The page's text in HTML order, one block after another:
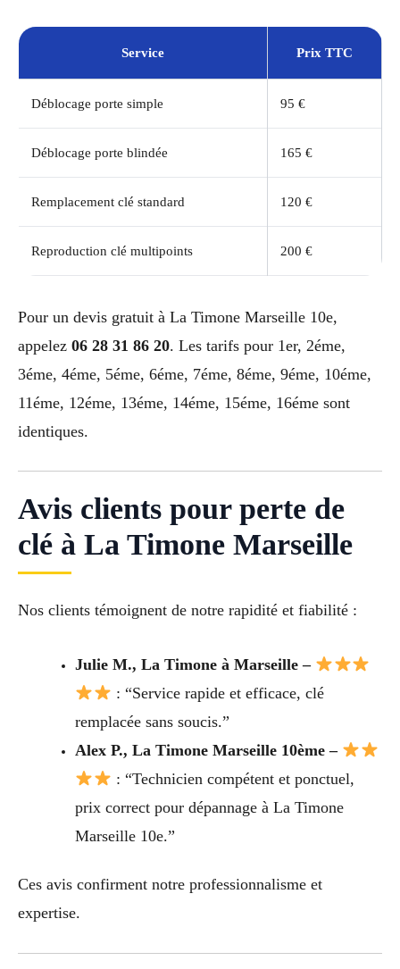
Service Prix TTC
Déblocage porte simple 95 €
Déblocage porte blindée 165 €
Remplacement clé standard 120 €
Reproduction clé multipoints 200 €
Pour un devis gratuit à La Timone Marseille 10e,
appelez 06 28 31 86 20. Les tarifs pour 1er, 2éme,
3éme, 4éme, 5éme, 6éme, 7éme, 8éme, 9éme, 10éme,
11éme, 12éme, 13éme, 14éme, 15éme, 16éme sont
identiques.
Avis clients pour perte de
clé à La Timone Marseille
Nos clients témoignent de notre rapidité et fiabilité :
Julie M., La Timone à Marseille –
: “Service rapide et efficace, clé
remplacée sans soucis.”
Alex P., La Timone Marseille 10ème –
: “Technicien compétent et ponctuel,
prix correct pour dépannage à La Timone
Marseille 10e.”
Ces avis confirment notre professionnalisme et
expertise.